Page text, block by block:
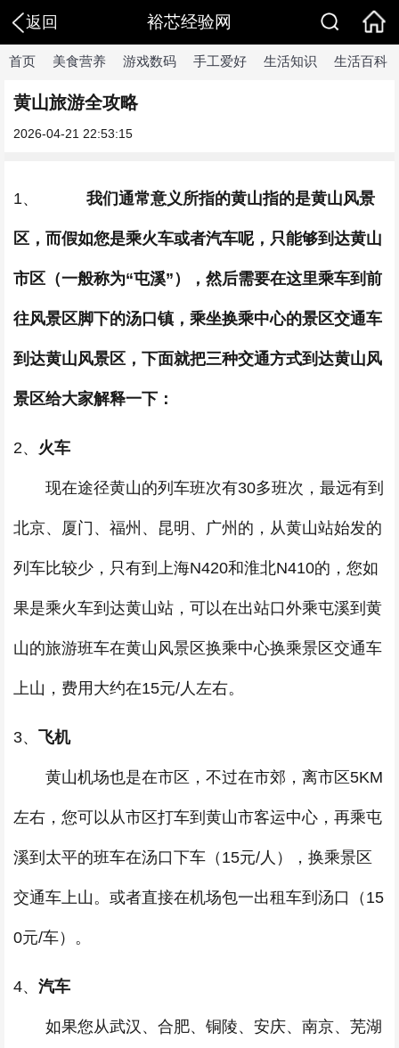
返回 裕芯经验网
首页 美食营养 游戏数码 手工爱好 生活知识 生活百科
黄山旅游全攻略
2026-04-21 22:53:15
1、 我们通常意义所指的黄山指的是黄山风景
区，而假如您是乘火车或者汽车呢，只能够到达黄山
市区（一般称为“屯溪”），然后需要在这里乘车到前
往风景区脚下的汤口镇，乘坐换乘中心的景区交通车
到达黄山风景区，下面就把三种交通方式到达黄山风
景区给大家解释一下：
2、 火车
现在途径黄山的列车班次有30多班次，最远有到
北京、厦门、福州、昆明、广州的，从黄山站始发的
列车比较少，只有到上海N420和淮北N410的，您如
果是乘火车到达黄山站，可以在出站口外乘屯溪到黄
山的旅游班车在黄山风景区换乘中心换乘景区交通车
上山，费用大约在15元/人左右。
3、 飞机
黄山机场也是在市区，不过在市郊，离市区5KM
左右，您可以从市区打车到黄山市客运中心，再乘屯
溪到太平的班车在汤口下车（15元/人），换乘景区
交通车上山。或者直接在机场包一出租车到汤口（15
0元/车）。
4、 汽车
如果您从武汉、合肥、铜陵、安庆、南京、芜湖